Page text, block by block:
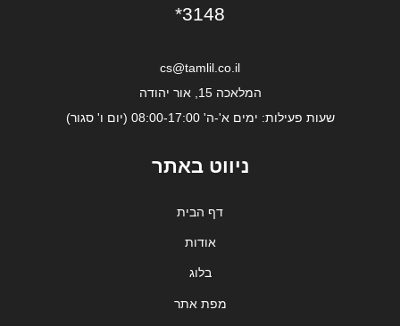
*3148
cs@tamlil.co.il
המלאכה 15, אור יהודה
שעות פעילות: ימים א'-ה' 08:00-17:00 (יום ו' סגור)
ניווט באתר
דף הבית
אודות
בלוג
מפת אתר